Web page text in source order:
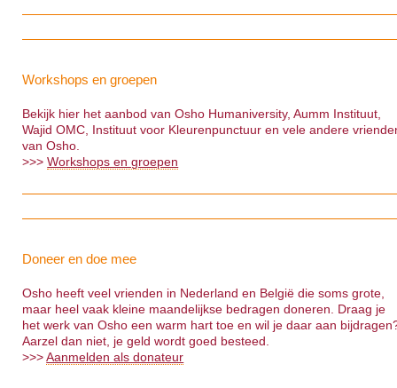
Workshops en groepen
Bekijk hier het aanbod van Osho Humaniversity, Aumm Instituut,
Wajid OMC, Instituut voor Kleurenpunctuur en vele andere
van Osho.
>>>Workshops en groepen
Doneer en doe mee
Osho heeft veel vrienden in Nederland en België die soms grote,
maar heel vaak kleine maandelijkse bedragen doneren. Draag je
het werk van Osho een warm hart toe en wil je daar aan
Aarzel dan niet, je geld wordt goed besteed.
>>>Aanmelden als donateur